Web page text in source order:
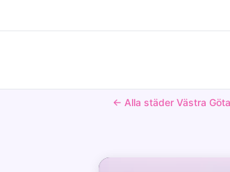
← Alla städer Västra